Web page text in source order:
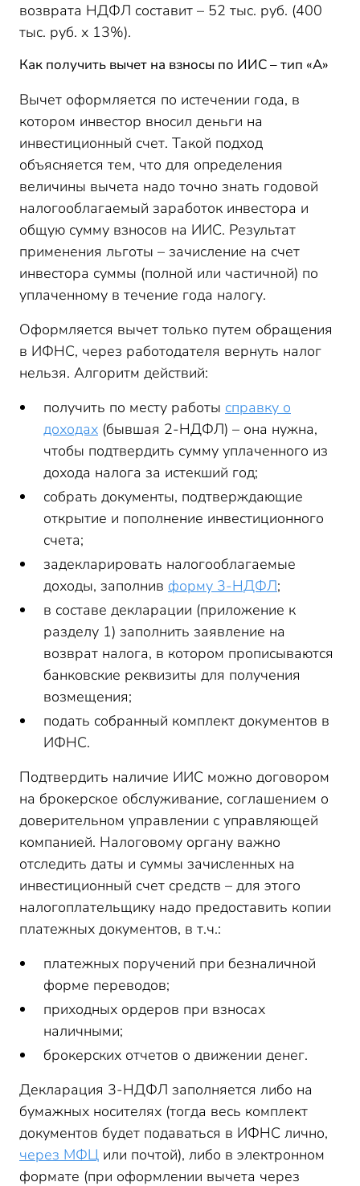
возврата НДФЛ составит – 52 тыс. руб. (400
тыс. руб. х 13%).
Как получить вычет на взносы по ИИС – тип «А»
Вычет оформляется по истечении года, в
котором инвестор вносил деньги на
инвестиционный счет. Такой подход
объясняется тем, что для определения
величины вычета надо точно знать годовой
налогооблагаемый заработок инвестора и
общую сумму взносов на ИИС. Результат
применения льготы – зачисление на счет
инвестора суммы (полной или частичной) по
уплаченному в течение года налогу.
Оформляется вычет только путем обращения
в ИФНС, через работодателя вернуть налог
нельзя. Алгоритм действий:
получить по месту работы справку о
доходах (бывшая 2-НДФЛ) – она нужна,
чтобы подтвердить сумму уплаченного из
дохода налога за истекший год;
собрать документы, подтверждающие
открытие и пополнение инвестиционного
счета;
задекларировать налогооблагаемые
доходы, заполнив форму 3-НДФЛ;
в составе декларации (приложение к
разделу 1) заполнить заявление на
возврат налога, в котором прописываются
банковские реквизиты для получения
возмещения;
подать собранный комплект документов в
ИФНС.
Подтвердить наличие ИИС можно договором
на брокерское обслуживание, соглашением о
доверительном управлении с управляющей
компанией. Налоговому органу важно
отследить даты и суммы зачисленных на
инвестиционный счет средств – для этого
налогоплательщику надо предоставить копии
платежных документов, в т.ч.:
платежных поручений при безналичной
форме переводов;
приходных ордеров при взносах
наличными;
брокерских отчетов о движении денег.
Декларация 3-НДФЛ заполняется либо на
бумажных носителях (тогда весь комплект
документов будет подаваться в ИФНС лично,
через МФЦ или почтой), либо в электронном
формате (при оформлении вычета через